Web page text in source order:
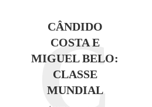
CÂNDIDO
COSTA E
MIGUEL BELO:
CLASSE
MUNDIAL
C